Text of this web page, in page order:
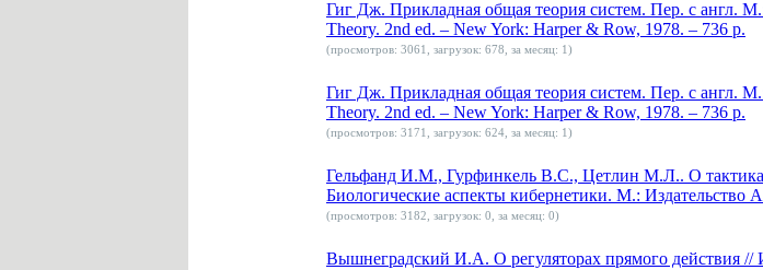
Гиг Дж. Прикладная общая теория систем. Пер. с англ.
Theory. 2nd ed. – New York: Harper & Row, 1978. – 736 p.
(просмотров: 3061, загрузок: 678, за месяц: 1)
Гиг Дж. Прикладная общая теория систем. Пер. с англ.
Theory. 2nd ed. – New York: Harper & Row, 1978. – 736 p.
(просмотров: 3171, загрузок: 624, за месяц: 1)
Гельфанд И.М., Гурфинкель В.С., Цетлин М.Л.. О
Биологические аспекты кибернетики. М.:
(просмотров: 3182, загрузок: 0, за месяц: 0)
Вышнеградский И.А. О регуляторах прямого действия //